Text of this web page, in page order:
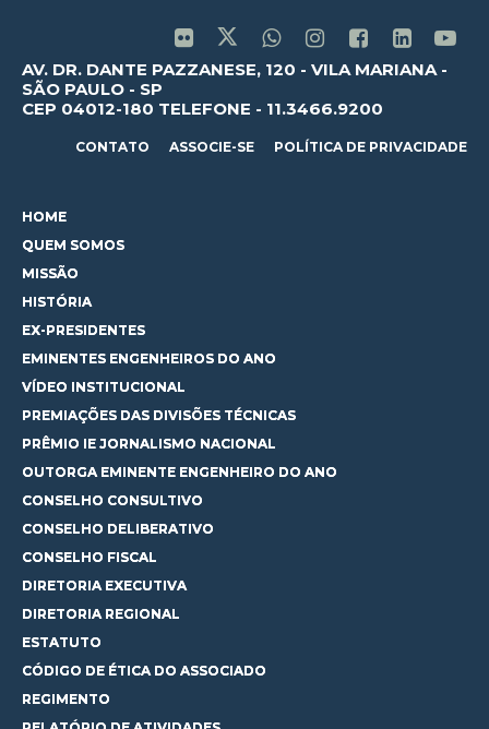
AV. DR. DANTE PAZZANESE, 120 - VILA MARIANA -
SÃO PAULO - SP
CEP 04012-180 TELEFONE - 11.3466.9200
CONTATO ASSOCIE-SE POLÍTICA DE PRIVACIDADE
HOME
QUEM SOMOS
MISSÃO
HISTÓRIA
EX-PRESIDENTES
EMINENTES ENGENHEIROS DO ANO
VÍDEO INSTITUCIONAL
PREMIAÇÕES DAS DIVISÕES TÉCNICAS
PRÊMIO IE JORNALISMO NACIONAL
OUTORGA EMINENTE ENGENHEIRO DO ANO
CONSELHO CONSULTIVO
CONSELHO DELIBERATIVO
CONSELHO FISCAL
DIRETORIA EXECUTIVA
DIRETORIA REGIONAL
ESTATUTO
CÓDIGO DE ÉTICA DO ASSOCIADO
REGIMENTO